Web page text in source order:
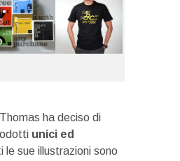
ha deciso di
unici ed
le sue illustrazioni sono